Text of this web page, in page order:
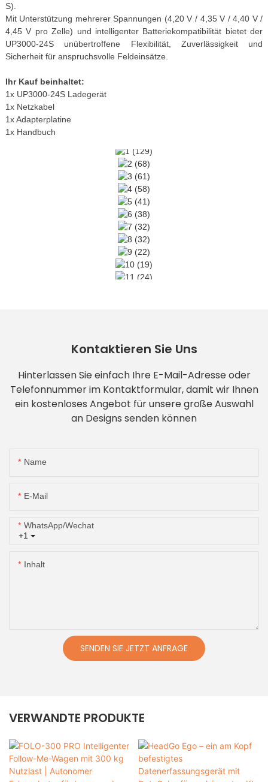
S).
Mit Unterstützung mehrerer Spannungen (4,20 V / 4,35 V / 4,40 V /
4,45 V pro Zelle) und intelligenter Batteriekompatibilität bietet der
UP3000-24S unübertroffene Flexibilität, Zuverlässigkeit und
Sicherheit für anspruchsvolle Feldeinsätze.
Ihr Kauf beinhaltet:
1x UP3000-24S Ladegerät
1x Netzkabel
1x Adapterplatine
1x Handbuch
Kontaktieren Sie Uns
Hinterlassen Sie einfach Ihre E-Mail-Adresse oder
Telefonnummer im Kontaktformular, damit wir Ihnen
ein kostenloses Angebot für unsere große Auswahl
an Designs senden können
Name
E-Mail
+1
WhatsApp/Wechat
Inhalt
SENDEN SIE JETZT ANFRAGE
VERWANDTE PRODUKTE